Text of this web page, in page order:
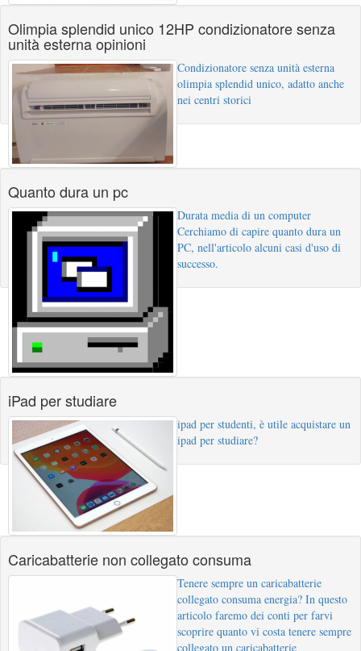
Olimpia splendid unico 12HP condizionatore senza
unità esterna opinioni
Condizionatore senza unità esterna
olimpia splendid unico, adatto anche
nei centri storici
Quanto dura un pc
Durata media di un computer
Cerchiamo di capire quanto dura un
PC, nell'articolo alcuni casi d'uso di
successo.
iPad per studiare
ipad per studenti, è utile acquistare un
ipad per studiare?
Caricabatterie non collegato consuma
Tenere sempre un caricabatterie
collegato consuma energia? In questo
articolo faremo dei conti per farvi
scoprire quanto vi costa tenere sempre
collegato un caricabatterie